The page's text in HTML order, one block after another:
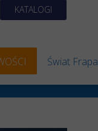
KATALOGI
Świat Frapa